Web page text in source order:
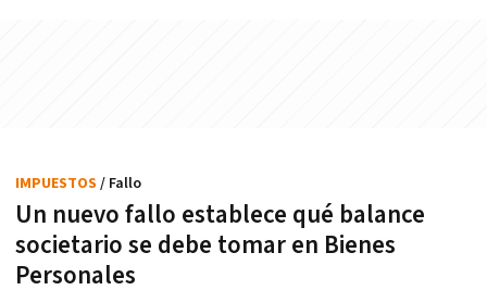
Un nuevo fallo establece qué balance
societario se debe tomar en Bienes
Personales
IMPUESTOS / Fallo